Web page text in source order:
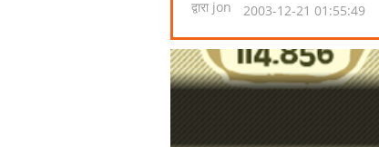
द्वारा jon 2003-12-21 01:55:49